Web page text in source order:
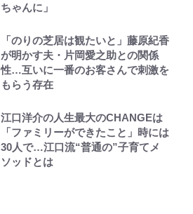
ちゃんに」
「のりの芝居は観たいと」藤原紀香
が明かす夫・片岡愛之助との関係
性…互いに一番のお客さんで刺激を
もらう存在
江口洋介の人生最大のCHANGEは
「ファミリーができたこと」時には
30人で…江口流“普通の”子育てメ
ソッドとは
が熱狂｢サードなのにズルい｣｢こり
｢最後の1枚…ワルぃゎ〜｣鈴木優磨
が激勝翌日に写真12枚投稿→渾身
の“煽りショット”に興奮！｢最後の
ことどんだけ好きなんよｗ｣
｢知念さんを煽ってたのと同じ
人？｣鹿島・鈴木優磨、大逆転勝利
レビュー『仮面家族』悠木シュン・
『この素晴らしい世界に祝福を！』
10万針以上の密度で再現された“め
ぐみん刺繍ワークシャツ”にファン
も感動
映画『ちいかわ』入場者特典「第２
弾」がスタート！まさかの人気アイ
テムに称賛続々「豪華すぎる！」
時間半ハイキング」パノラマ絶景レ
【知ってる？「日本本土四極踏破証
明書」】広島から本州4島の最南端
へ「ドライブがてら行ってみた」意
「電気風呂の数は全国一」温泉じゃ
ないのに大満足！ 上高地帰りに寄
りたい「林檎の湯屋 おぶ～」【山
で、もふもふ従者(聖獣)とおにぎり
を握る 第53話(1)
公式-おっさん底辺治癒士と愛娘の
覚醒して、英雄へ成り上がる~ 第82
話(1)
でっかい男になりたいゾ
の再会にデレデレ…顔出し公開
「愛が足りない」不満を漏らしてい
た過去も
骨・肋骨くっきりトレ姿に「痩せ過
ぎてませんか」心配の声も 夫・黒
木啓司にはDV巡る逮捕報道